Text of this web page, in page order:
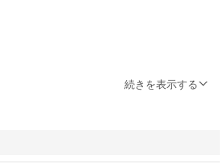
ります ໊
続きを表示する